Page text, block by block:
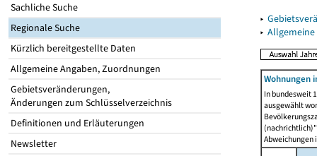
Sachliche Suche
Regionale Suche
Kürzlich bereitgestellte Daten
Allgemeine Angaben, Zuordnungen
Gebietsveränderungen,
Änderungen zum Schlüsselverzeichnis
Definitionen und Erläuterungen
Newsletter
▸
▸
Wohnungen
In bundesweit
ausgewählt
Abweichungen